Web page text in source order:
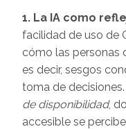
1. La IA como
facilidad de uso de
cómo las personas
es decir, sesgos
toma de
de disponibilidad,
accesible se